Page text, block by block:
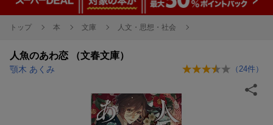
トップ 本 文庫 人文・思想・社会
人魚のあわ恋 （文春文庫）
顎木 あくみ （ 24件）